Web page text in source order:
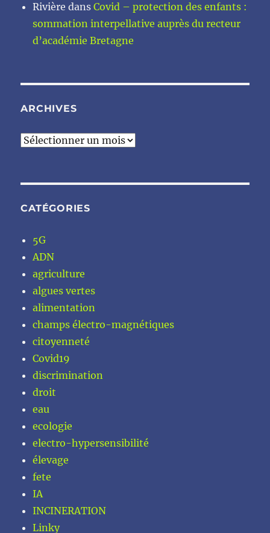
Rivière dansCovid – protection des enfants :
sommation interpellative auprès du recteur
d’académie Bretagne
ARCHIVES
Archives
CATÉGORIES
5G
ADN
agriculture
algues vertes
alimentation
champs électro-magnétiques
citoyenneté
Covid19
discrimination
droit
eau
ecologie
electro-hypersensibilité
élevage
fete
IA
INCINERATION
Linky